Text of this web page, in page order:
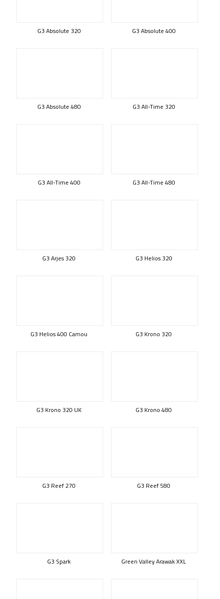
G3 Absolute 320 G3 Absolute 400
G3 Absolute 480 G3 All-Time 320
G3 All-Time 400 G3 All-Time 480
G3 Arjes 320 G3 Helios 320
G3 Helios 400 Camou G3 Krono 320
G3 Krono 320 UK G3 Krono 480
G3 Reef 270 G3 Reef 580
G3 Spark Green Valley Arawak XXL